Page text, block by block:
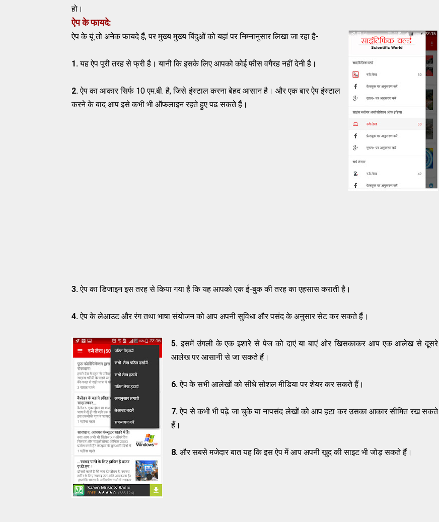
हो।
ऐप के फायदे:
ऐप के यूं तो अनेक फायदे हैं, पर मुख्य मुख्य बिंदुओं को यहां पर निम्नानुसार लिखा जा रहा है-
1.यह ऐप पूरी तरह से फ्री है। यानी कि इसके लिए आपको कोई फीस वगैरह नहीं देनी है।
2.ऐप का आकार सिर्फ 10 एम.बी. है, जिसे इंस्टाल करना बेहद आसान है। और एक बार ऐप इंस्टाल
करने के बाद आप इसे कभी भी ऑफलाइन रहते हुए पढ सकते हैं।
3.ऐप का डिजाइन इस तरह से किया गया है कि यह आपको एक ई-बुक की तरह का एहसास कराती है।
4.ऐप के लेआउट और रंग तथा भाषा संयोजन को आप अपनी सुविधा और पसंद के अनुसार सेट कर सकते हैं।
5.इसमें उंगली के एक इशारे से पेज को दाएं या बाएं ओर खि‍सकाकर आप एक आलेख से दूसरे
आलेख पर आसानी से जा सकते हैं।
6.ऐप के सभी आलेखों को सीधे सोशल मीडिया पर शेयर कर सकते हैं।
7.ऐप से कभी भी पढ़े जा चुके या नापसंद लेखों को आप हटा कर उसका आकार सीमित रख सकते
हैं।
8. और सबसे मजेदार बात यह कि इस ऐप में आप अपनी खुद की साइट भी जोड़ सकते हैं।